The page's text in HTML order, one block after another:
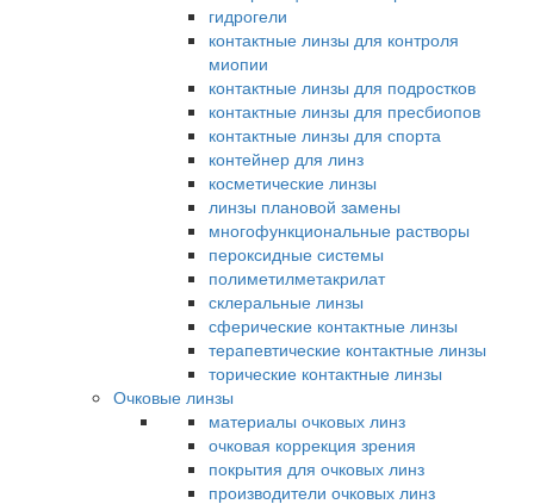
гидрогели
контактные линзы для контроля
миопии
контактные линзы для подростков
контактные линзы для пресбиопов
контактные линзы для спорта
контейнер для линз
косметические линзы
линзы плановой замены
многофункциональные растворы
пероксидные системы
полиметилметакрилат
склеральные линзы
сферические контактные линзы
терапевтические контактные линзы
торические контактные линзы
Очковые линзы
материалы очковых линз
очковая коррекция зрения
покрытия для очковых линз
производители очковых линз